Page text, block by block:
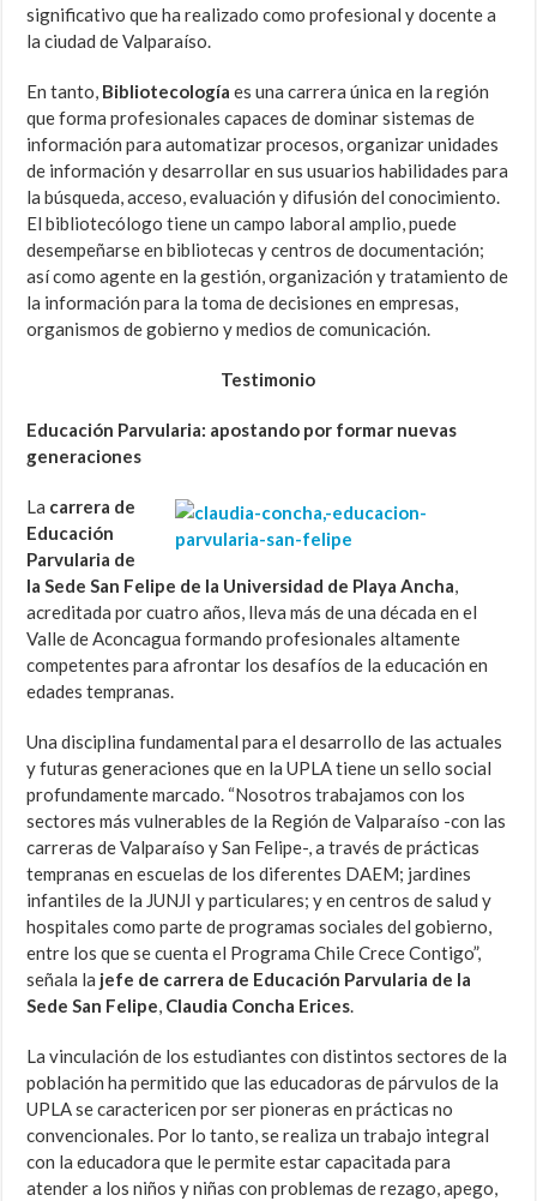
significativo que ha realizado como profesional y docente a
la ciudad de Valparaíso.
En tanto, Bibliotecología es una carrera única en la región
que forma profesionales capaces de dominar sistemas de
información para automatizar procesos, organizar unidades
de información y desarrollar en sus usuarios habilidades para
la búsqueda, acceso, evaluación y difusión del conocimiento.
El bibliotecólogo tiene un campo laboral amplio, puede
desempeñarse en bibliotecas y centros de documentación;
así como agente en la gestión, organización y tratamiento de
la información para la toma de decisiones en empresas,
organismos de gobierno y medios de comunicación.
Testimonio
Educación Parvularia: apostando por formar nuevas
generaciones
La carrera de
Educación
Parvularia de
la Sede San Felipe de la Universidad de Playa Ancha,
acreditada por cuatro años, lleva más de una década en el
Valle de Aconcagua formando profesionales altamente
competentes para afrontar los desafíos de la educación en
edades tempranas.
Una disciplina fundamental para el desarrollo de las actuales
y futuras generaciones que en la UPLA tiene un sello social
profundamente marcado. “Nosotros trabajamos con los
sectores más vulnerables de la Región de Valparaíso -con las
carreras de Valparaíso y San Felipe-, a través de prácticas
tempranas en escuelas de los diferentes DAEM; jardines
infantiles de la JUNJI y particulares; y en centros de salud y
hospitales como parte de programas sociales del gobierno,
entre los que se cuenta el Programa Chile Crece Contigo”,
señala la jefe de carrera de Educación Parvularia de la
Sede San Felipe, Claudia Concha Erices.
La vinculación de los estudiantes con distintos sectores de la
población ha permitido que las educadoras de párvulos de la
UPLA se caractericen por ser pioneras en prácticas no
convencionales. Por lo tanto, se realiza un trabajo integral
con la educadora que le permite estar capacitada para
atender a los niños y niñas con problemas de rezago, apego,